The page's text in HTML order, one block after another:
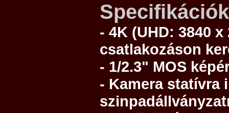
- 4K (UHD: 3840
csatlakozáson
- 1/2.3" MOS
- Kamera statívra